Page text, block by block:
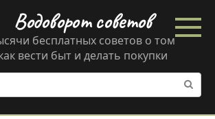
Водоворот советов
бесплатных советов о том
вести быт и делать покупки